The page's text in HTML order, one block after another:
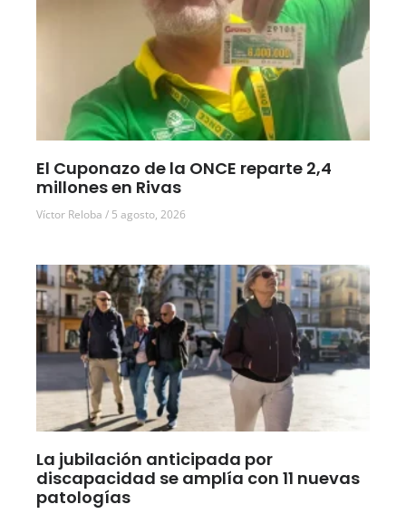
El Cuponazo de la ONCE reparte 2,4
millones en Rivas
Víctor Reloba 5 agosto, 2026
La jubilación anticipada por
discapacidad se amplía con 11 nuevas
patologías